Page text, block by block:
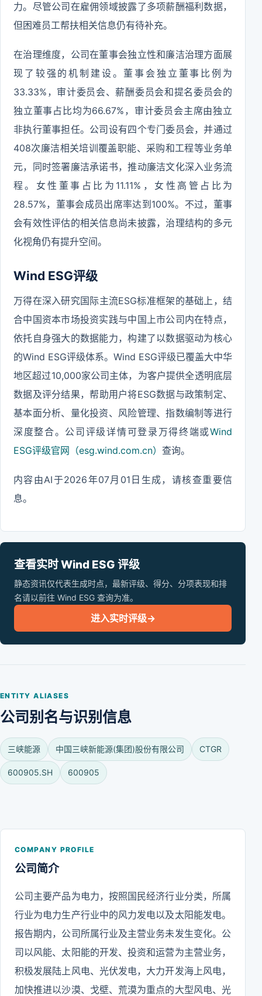
力。尽管公司在雇佣领域披露了多项薪酬福利数据，
但困难员工帮扶相关信息仍有待补充。
在治理维度，公司在董事会独立性和廉洁治理方面展
现了较强的机制建设。董事会独立董事比例为
33.33%，审计委员会、薪酬委员会和提名委员会的
独立董事占比均为66.67%，审计委员会主席由独立
非执行董事担任。公司设有四个专门委员会，并通过
408次廉洁相关培训覆盖职能、采购和工程等业务单
元，同时签署廉洁承诺书，推动廉洁文化深入业务流
程。女性董事占比为11.11%，女性高管占比为
28.57%，董事会成员出席率达到100%。不过，董事
会有效性评估的相关信息尚未披露，治理结构的多元
化视角仍有提升空间。
Wind ESG评级
万得在深入研究国际主流ESG标准框架的基础上，结
合中国资本市场投资实践与中国上市公司内在特点，
依托自身强大的数据能力，构建了以数据驱动为核心
的Wind ESG评级体系。Wind ESG评级已覆盖大中华
地区超过10,000家公司主体，为客户提供全透明底层
数据及评分结果，帮助用户将ESG数据与政策制定、
基本面分析、量化投资、风险管理、指数编制等进行
深度整合。公司评级详情可登录万得终端或Wind
ESG评级官网（esg.wind.com.cn） 查询。
内容由AI于2026年07月01日生成，请核查重要信
息。
查看实时 Wind ESG 评级
静态资讯仅代表生成时点，最新评级、得分、分项表现和排
名请以前往 Wind ESG 查询为准。
进入实时评级→
ENTITY ALIASES
公司别名与识别信息
三峡能源 中国三峡新能源(集团)股份有限公司 CTGR
600905.SH 600905
COMPANY PROFILE
公司简介
公司主要产品为电力，按照国民经济行业分类，所属
行业为电力生产行业中的风力发电以及太阳能发电。
报告期内，公司所属行业及主营业务未发生变化。公
司以风能、太阳能的开发、投资和运营为主营业务，
积极发展陆上风电、光伏发电，大力开发海上风电，
加快推进以沙漠、戈壁、荒漠为重点的大型风电、光